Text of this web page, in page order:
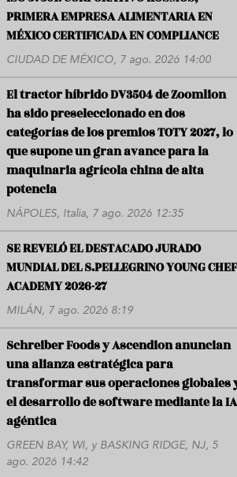
PRIMERA EMPRESA ALIMENTARIA EN
MÉXICO CERTIFICADA EN COMPLIANCE
CIUDAD DE MÉXICO, 7 ago. 2026 14:00
El tractor híbrido DV3504 de Zoomlion
ha sido preseleccionado en dos
categorías de los premios TOTY 2027, lo
que supone un gran avance para la
maquinaria agrícola china de alta
potencia
NÁPOLES, Italia, 7 ago. 2026 12:35
SE REVELÓ EL DESTACADO JURADO
MUNDIAL DEL S.PELLEGRINO YOUNG CHEF
ACADEMY 2026-27
MILÁN, 7 ago. 2026 8:19
Schreiber Foods y Ascendion anuncian
una alianza estratégica para
transformar sus operaciones globales
el desarrollo de software mediante la IA
agéntica
GREEN BAY, WI, y BASKING RIDGE, NJ, 5
ago. 2026 14:42